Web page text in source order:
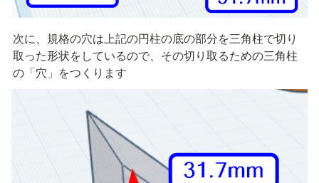
次に、規格の穴は上記の円柱の底の部分を三角柱で切り
取った形状をしているので、その切り取るための三角柱
の「穴」をつくります